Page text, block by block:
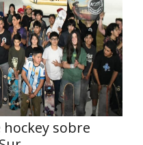
hockey sobre